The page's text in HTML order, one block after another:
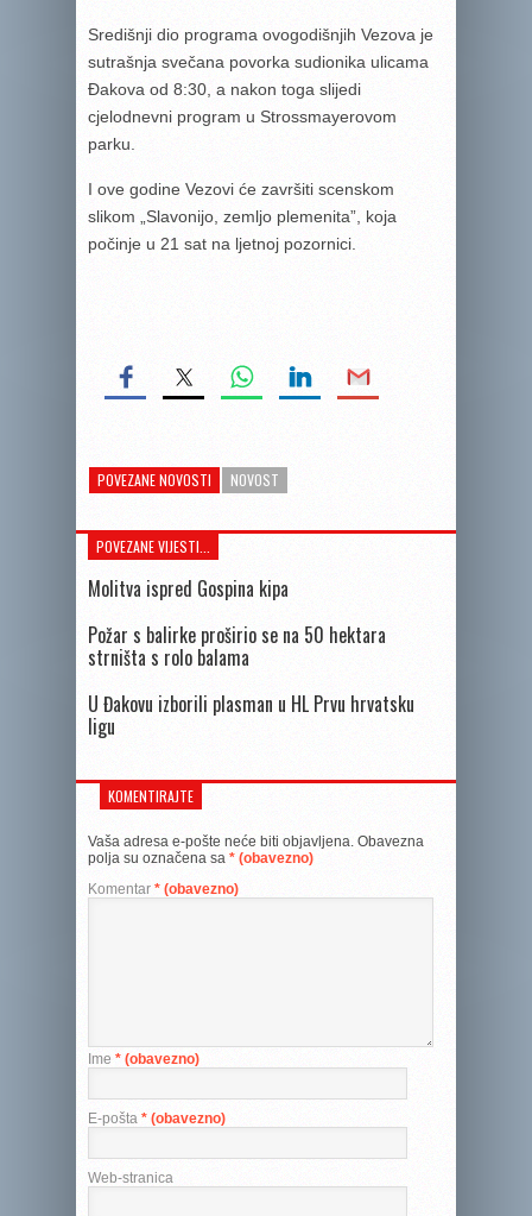
Središnji dio programa ovogodišnjih Vezova je
sutrašnja svečana povorka sudionika ulicama
Đakova od 8:30, a nakon toga slijedi
cjelodnevni program u Strossmayerovom
parku.
I ove godine Vezovi će završiti scenskom
slikom „Slavonijo, zemljo plemenita”, koja
počinje u 21 sat na ljetnoj pozornici.
POVEZANE NOVOSTI NOVOST
POVEZANE VIJESTI...
Molitva ispred Gospina kipa
Požar s balirke proširio se na 50 hektara
strništa s rolo balama
U Đakovu izborili plasman u HL Prvu hrvatsku
ligu
KOMENTIRAJTE
Vaša adresa e-pošte neće biti objavljena. Obavezna
polja su označena sa * (obavezno)
Komentar * (obavezno)
Ime * (obavezno)
E-pošta * (obavezno)
Web-stranica